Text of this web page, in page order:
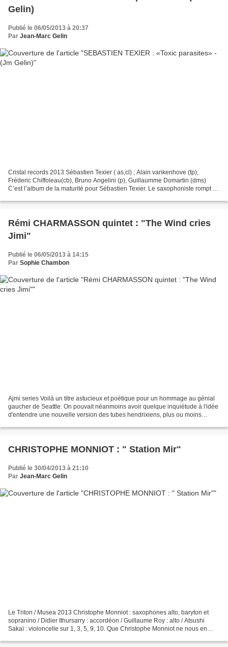
Gelin)
Publié le 06/05/2013 à 20:37
Par Jean-Marc Gelin
Cristal records 2013 Sébastien Texier ( as,cl) ; Alain vankenhove (tp),
Fréderic Chiffoleau(cb), Bruno Angelini (p), Guillaumme Domartin (dms)
C’est l’album de la maturité pour Sébastien Texier. Le saxophoniste rompt ici
Rémi CHARMASSON quintet : "The Wind cries
Jimi"
Publié le 06/05/2013 à 14:15
Par Sophie Chambon
Ajmi series Voilà un titre astucieux et poétique pour un hommage au génial
gaucher de Seattle. On pouvait néanmoins avoir quelque inquiétude à l'idée
d'entendre une nouvelle version des tubes hendrixiens, plus ou moins
CHRISTOPHE MONNIOT : " Station Mir"
Publié le 30/04/2013 à 21:10
Par Jean-Marc Gelin
Le Triton / Musea 2013 Christophe Monniot : saxophones alto, baryton et
sopranino / Didier Ithursarry : accordéon / Guillaume Roy : alto / Atsushi
Sakaï : violoncelle sur 1, 3, 5, 9, 10. Que Christophe Monniot ne nous en